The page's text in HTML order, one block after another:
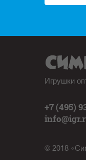
Игрушки
+7 (495)
© 2018